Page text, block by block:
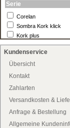
Serie
Corelan
Sombra Kork klick
Kork plus
Kundenservice
Übersicht
Kontakt
Zahlarten
Versandkosten &
Anfrage & Bestellung
Allgemeine